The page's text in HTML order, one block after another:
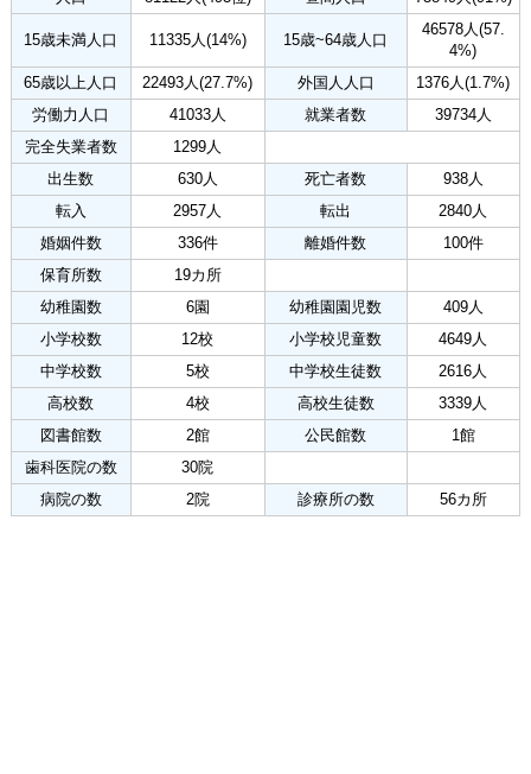
15歳未満人口 11335人(14%) 15歳~64歳人口
46578人(57.
4%)
65歳以上人口
22493人(27.7%) 外国人人口
1376人(1.7%)
労働力人口
41033人 就業者数
39734人
完全失業者数
1299人
出生数
630人 死亡者数
938人
転入
2957人 転出
2840人
婚姻件数
336件 離婚件数
100件
保育所数
19カ所
幼稚園数
6園 幼稚園園児数
409人
小学校数
12校 小学校児童数
4649人
中学校数
5校 中学校生徒数
2616人
高校数
4校 高校生徒数
3339人
図書館数
2館 公民館数
1館
歯科医院の数
30院
病院の数
2院 診療所の数 56カ所